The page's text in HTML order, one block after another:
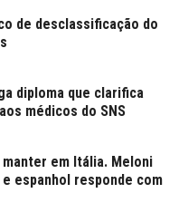
de desclassificação do
diploma que clarifica
médicos do SNS
em Itália. Meloni
espanhol responde com